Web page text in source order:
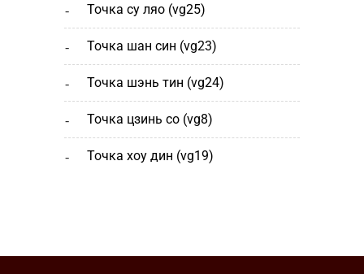
точка су ляо (vg25)
точка шан cин (vg23)
точка шэнь тин (vg24)
точка цзинь со (vg8)
точка хоу дин (vg19)